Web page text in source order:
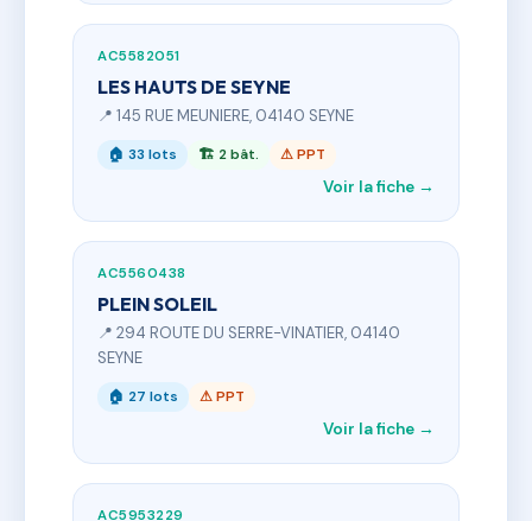
AC5582051
LES HAUTS DE SEYNE
📍 145 RUE MEUNIERE, 04140 SEYNE
🏠 33 lots 🏗 2 bât. ⚠ PPT
Voir la fiche →
AC5560438
PLEIN SOLEIL
📍 294 ROUTE DU SERRE-VINATIER, 04140
SEYNE
🏠 27 lots ⚠ PPT
Voir la fiche →
AC5953229